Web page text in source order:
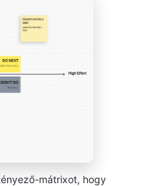
mátrixot, hogy